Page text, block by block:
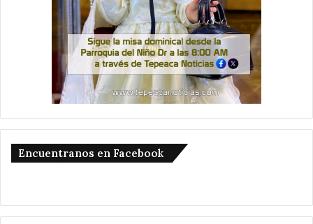
Encuentranos en Facebook